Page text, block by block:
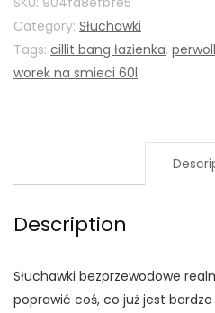
Category: Słuchawki
Tags: cillit bang łazienka,
worek na smieci 60l
Description
Słuchawki bezprzewodowe
poprawić coś, co już jest bardzo